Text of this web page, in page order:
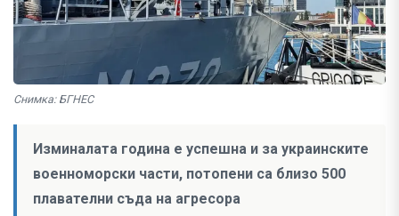
Снимка: БГНЕС
Изминалата година е успешна и за украинските
военноморски части, потопени са близо 500
плавателни съда на агресора